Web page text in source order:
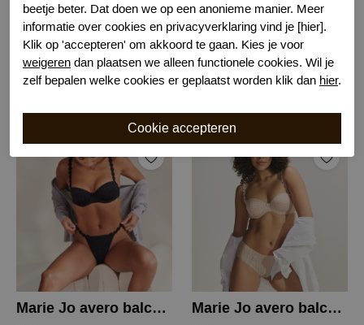
Marie Jo jane balconnet bh
ZWA
€ 102,99
Marie Jo jane balconnet bh
NAT
€ 102,99
Marie Jo avero balconnet bh Marie Jo avero balconnet bh
beetje beter. Dat doen we op een anonieme manier. Meer
informatie over cookies en privacyverklaring vind je [hier].
Klik op 'accepteren' om akkoord te gaan. Kies je voor
weigeren dan plaatsen we alleen functionele cookies. Wil je
zelf bepalen welke cookies er geplaatst worden klik dan hier.